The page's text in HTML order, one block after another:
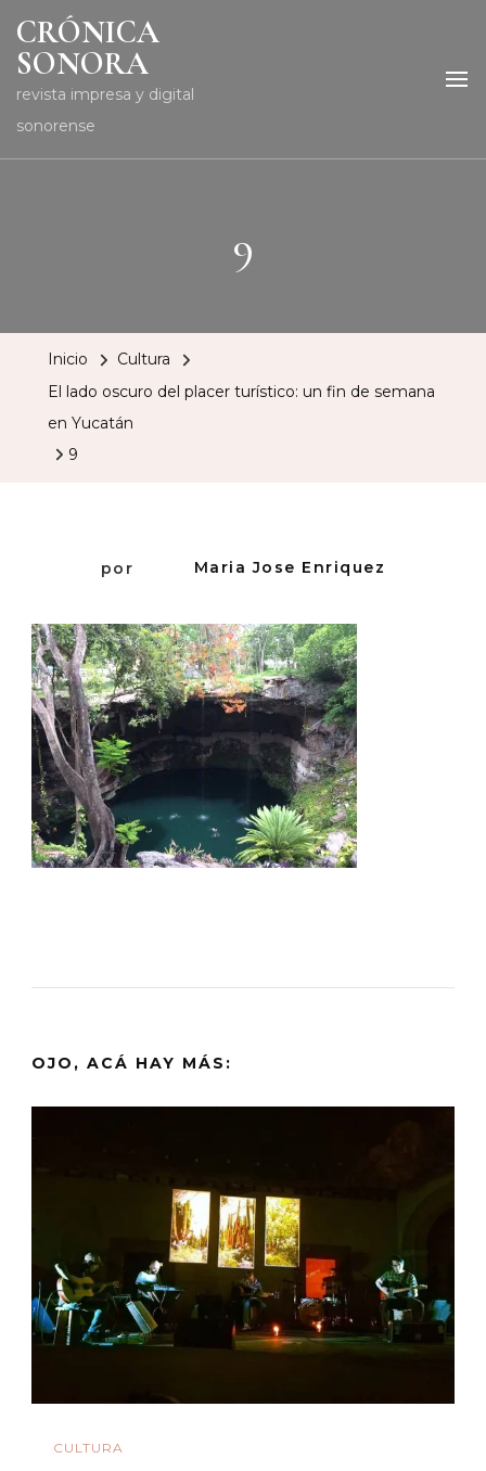
CRÓNICA
SONORA
revista impresa y digital
sonorense
9
Inicio
Cultura
El lado oscuro del placer turístico: un fin de semana
en Yucatán
9
por Maria Jose Enriquez
OJO, ACÁ HAY MÁS:
CULTURA